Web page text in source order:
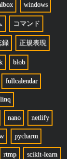
windows
コマンド
録 正規表現
blob
fullcalendar
linq
nano netlify
pycharm
rtmp scikit-learn